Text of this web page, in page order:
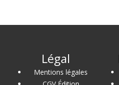
Légal
Mentions légales